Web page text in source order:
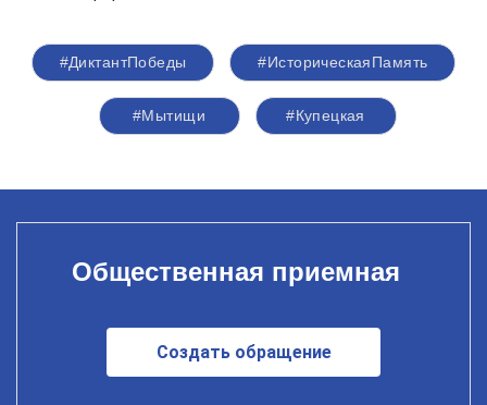
#ДиктантПобеды #ИсторическаяПамять
#Мытищи #Купецкая
Общественная приемная
Создать обращение